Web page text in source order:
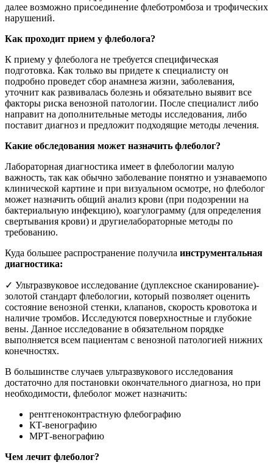
далее возможно присоединение флеботромбоза и трофических
нарушений.
Как проходит прием у флеболога?
К приему у флеболога не требуется специфическая
подготовка. Как только вы придете к специалисту он
подробно проведет сбор анамнеза жизни, заболевания,
уточнит как развивалась болезнь и обязательно выявит все
факторы риска венозной патологии. После специалист либо
направит на дополнительные методы исследования, либо
поставит диагноз и предложит подходящие методы лечения.
Какие обследования может назначить флеболог?
Лабораторная диагностика имеет в флебологии малую
важность, так как обычно заболевание понятно и узнаваемопо
клинической картине и при визуальном осмотре, но флеболог
может назначить общий анализ крови (при подозрении на
бактериальную инфекцию), коагулограмму (для определения
свертывания крови) и другиелабораторные методы по
требованию.
Куда большее распространение получила инструментальная
диагностика:
✓ Ультразвуковое исследование (дуплексное сканирование)-
золотой стандарт флебологии, который позволяет оценить
состояние венозной стенки, клапанов, скорость кровотока и
наличие тромбов. Исследуются поверхностные и глубокие
вены. Данное исследование в обязательном порядке
выполняется всем пациентам с венозной патологией нижних
конечностях.
В большинстве случаев ультразвукового исследования
достаточно для постановки окончательного диагноза, но при
необходимости, флеболог может назначить:
рентгеноконтрастную флебографию
КТ-венографию
МРТ-венографию
Чем лечит флеболог?